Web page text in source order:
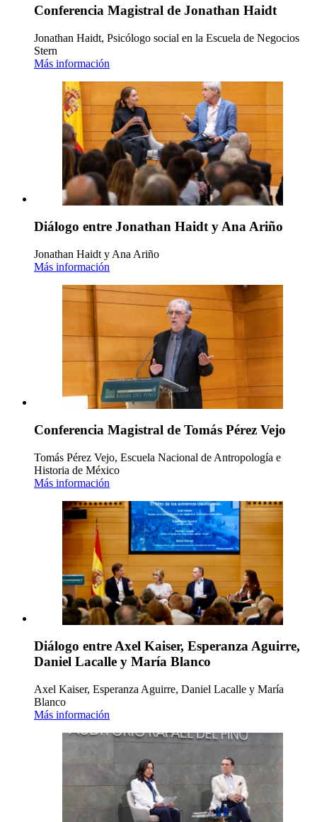
Conferencia Magistral de Jonathan Haidt
Jonathan Haidt, Psicólogo social en la Escuela de Negocios
Stern
Más información
Diálogo entre Jonathan Haidt y Ana Ariño
Jonathan Haidt y Ana Ariño
Más información
Conferencia Magistral de Tomás Pérez Vejo
Tomás Pérez Vejo, Escuela Nacional de Antropología e
Historia de México
Más información
Diálogo entre Axel Kaiser, Esperanza Aguirre,
Daniel Lacalle y María Blanco
Axel Kaiser, Esperanza Aguirre, Daniel Lacalle y María
Blanco
Más información